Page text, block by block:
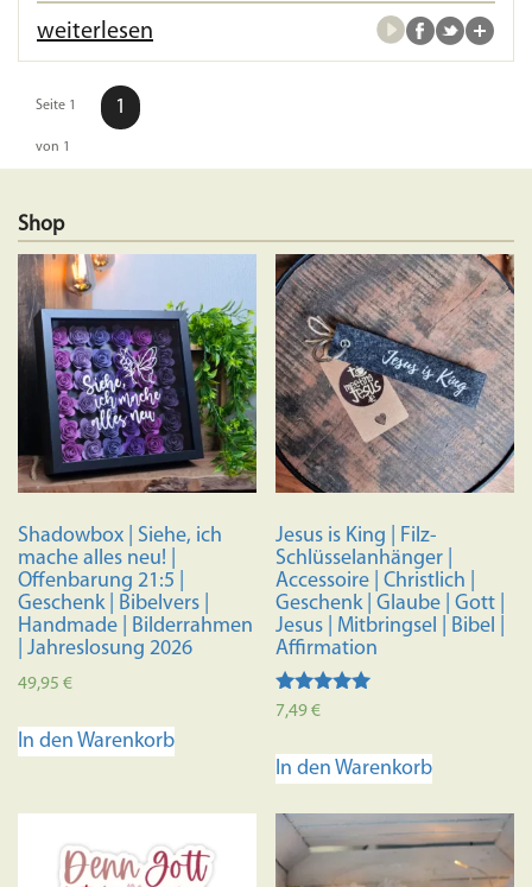
weiterlesen
Seite 1
von 1
1
Shop
Shadowbox | Siehe, ich
mache alles neu! |
Offenbarung 21:5 |
Geschenk | Bibelvers |
Handmade | Bilderrahmen
| Jahreslosung 2026
49,95 €
In den Warenkorb
Jesus is King | Filz-
Schlüsselanhänger |
Accessoire | Christlich |
Geschenk | Glaube | Gott |
Jesus | Mitbringsel | Bibel |
Affirmation
Bewertet mit
7,49€
In den Warenkorb